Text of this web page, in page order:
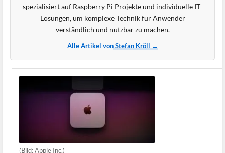
spezialisiert auf Raspberry Pi Projekte und individuelle IT-
Lösungen, um komplexe Technik für Anwender
verständlich und nutzbar zu machen.
Alle Artikel von Stefan Kröll →
(Bild: Apple Inc.)